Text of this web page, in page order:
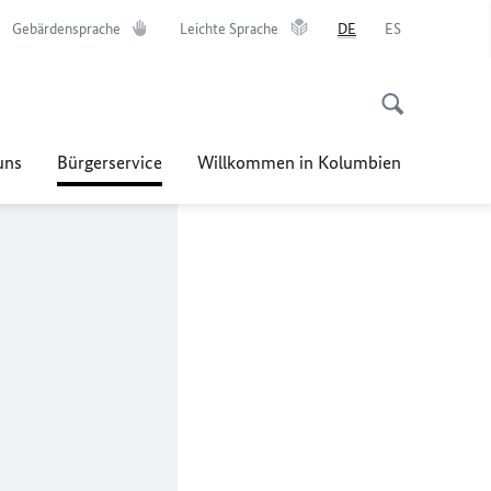
Gebärdensprache Leichte Sprache DE ES
Bürgerservice Willkommen in Kolumbien